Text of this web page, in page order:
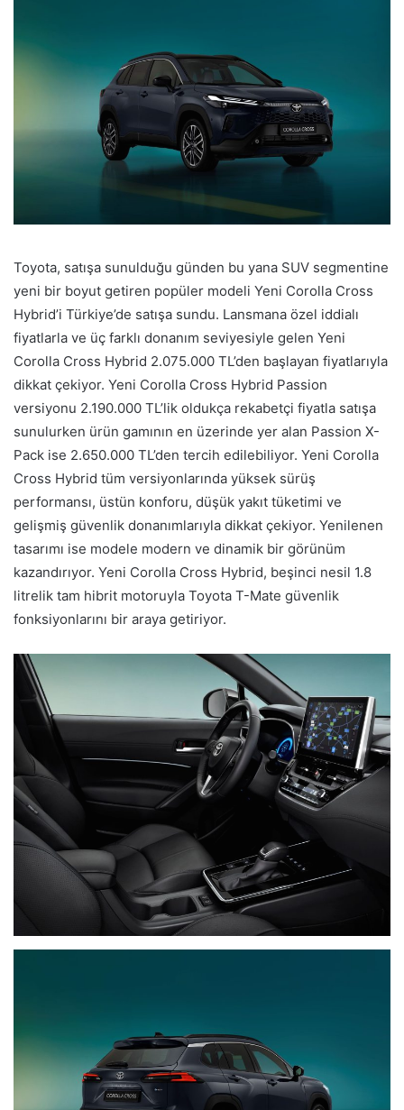
Toyota, satışa sunulduğu günden bu yana SUV segmentine
yeni bir boyut getiren popüler modeli Yeni Corolla Cross
Hybrid’i Türkiye’de satışa sundu. Lansmana özel iddialı
fiyatlarla ve üç farklı donanım seviyesiyle gelen Yeni
Corolla Cross Hybrid 2.075.000 TL’den başlayan fiyatlarıyla
dikkat çekiyor. Yeni Corolla Cross Hybrid Passion
versiyonu 2.190.000 TL’lik oldukça rekabetçi fiyatla satışa
sunulurken ürün gamının en üzerinde yer alan Passion X-
Pack ise 2.650.000 TL’den tercih edilebiliyor. Yeni Corolla
Cross Hybrid tüm versiyonlarında yüksek sürüş
performansı, üstün konforu, düşük yakıt tüketimi ve
gelişmiş güvenlik donanımlarıyla dikkat çekiyor. Yenilenen
tasarımı ise modele modern ve dinamik bir görünüm
kazandırıyor. Yeni Corolla Cross Hybrid, beşinci nesil 1.8
litrelik tam hibrit motoruyla Toyota T-Mate güvenlik
fonksiyonlarını bir araya getiriyor.